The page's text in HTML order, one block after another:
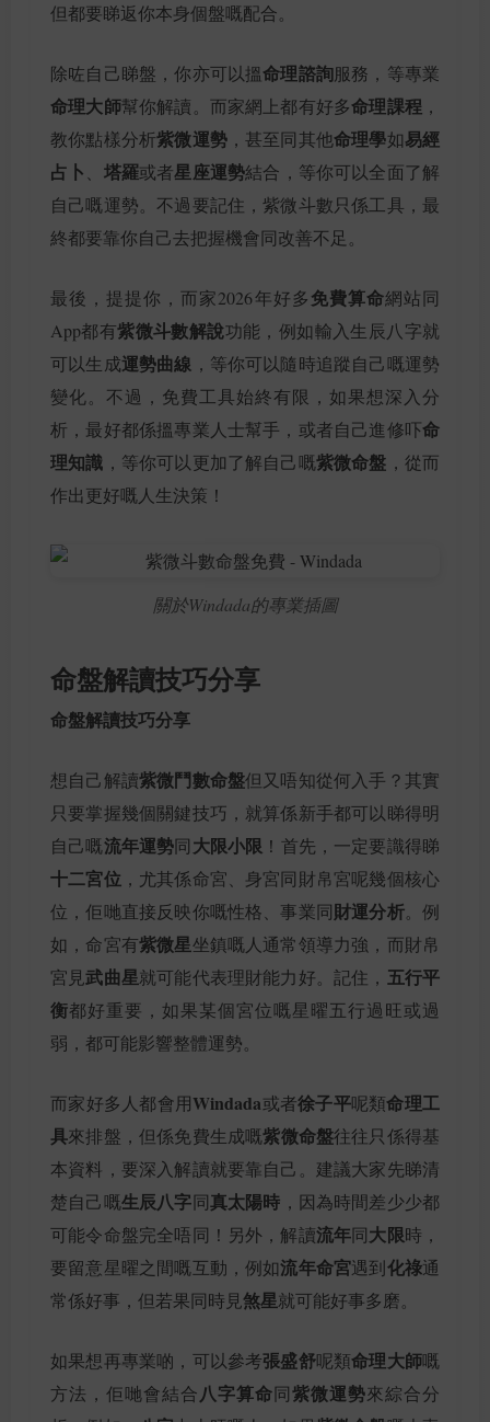
但都要睇返你本身個盤嘅配合。
除咗自己睇盤，你亦可以搵命理諮詢服務，等專業
命理大師幫你解讀。而家網上都有好多命理課程 ，
教你點樣分析紫微運勢，甚至同其他命理學如易經
占卜
塔羅或者星座運勢結合，等你可以全面了解
自己嘅運勢。不過要記住，紫微斗數只係工具，最
終都要靠你自己去把握機會同改善不足。
最後，提提你，而家2026年好多免費算命網站同
App都有紫微斗數解說功能，例如輸入生辰八字就
可以生成運勢曲線 ，等你可以隨時追蹤自己嘅運勢
變化。不過，免費工具始終有限，如果想深入分
析，最好都係搵專業人士幫手，或者自己進修吓命
理知識 ，等你可以更加了解自己嘅紫微命盤 ，從而
作出更好嘅人生決策！
關於Windada的專業插圖
命盤解讀技巧分享
命盤解讀技巧分享
想自己解讀紫微鬥數命盤但又唔知從何入手？其實
只要掌握幾個關鍵技巧，就算係新手都可以睇得明
自己嘅流年運勢同大限小限 ！首先，一定要識得睇
十二宮位 ，尤其係命宮、身宮同財帛宮呢幾個核心
位，佢哋直接反映你嘅性格、事業同財運分析。例
如，命宮有紫微星坐鎮嘅人通常領導力強，而財帛
宮見武曲星就可能代表理財能力好。記住， 五行平
衡都好重要，如果某個宮位嘅星曜五行過旺或過
弱，都可能影響整體運勢。
而家好多人都會用Windada或者徐子平呢類命理工
具來排盤，但係免費生成嘅紫微命盤往往只係得基
本資料，要深入解讀就要靠自己。建議大家先睇清
楚自己嘅生辰八字同真太陽時 ，因為時間差少少都
可能令命盤完全唔同！另外，解讀流年同大限時，
要留意星曜之間嘅互動，例如流年命宮遇到化祿通
常係好事，但若果同時見煞星就可能好事多磨。
如果想再專業啲，可以參考張盛舒呢類命理大師嘅
方法，佢哋會結合八字算命同紫微運勢來綜合分